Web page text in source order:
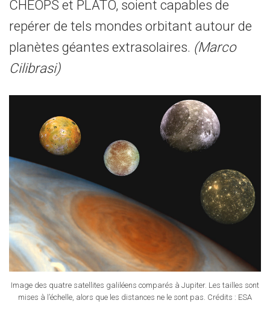
CHEOPS et PLATO, soient capables de
repérer de tels mondes orbitant autour de
planètes géantes extrasolaires. (Marco
Cilibrasi)
Image des quatre satellites galiléens comparés à Jupiter. Les tailles sont
mises à l’échelle, alors que les distances ne le sont pas. Crédits : ESA